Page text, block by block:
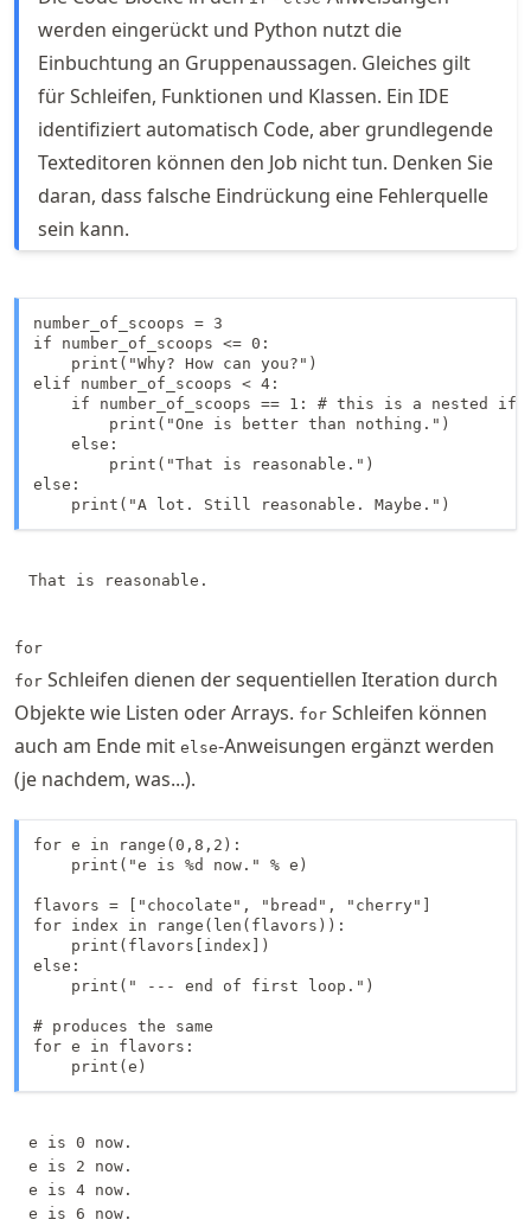
werden eingerückt und Python nutzt die
Einbuchtung an Gruppenaussagen. Gleiches gilt
für Schleifen, Funktionen und Klassen. Ein IDE
identifiziert automatisch Code, aber grundlegende
Texteditoren können den Job nicht tun. Denken Sie
daran, dass falsche Eindrückung eine Fehlerquelle
sein kann.
number_of_scoops = 3
if number_of_scoops <= 0:
    print("Why? How can you?")
elif number_of_scoops < 4:
if number_of_scoops == 1: # this is a nested if-
        print("One is better than nothing.")
    else:
        print("That is reasonable.")
else:
    print("A lot. Still reasonable. Maybe.")
for
for Schleifen dienen der sequentiellen Iteration durch
Objekte wie Listen oder Arrays. for Schleifen können
auch am Ende mit else-Anweisungen ergänzt werden
(je nachdem, was...).
for e in range(0,8,2):
    print("e is %d now." % e)
flavors = ["chocolate", "bread", "cherry"]
for index in range(len(flavors)):
    print(flavors[index])
else:
    print(" --- end of first loop.")
# produces the same
for e in flavors:
    print(e)
e is 0 now.
e is 2 now.
e is 4 now.
e is 6 now.